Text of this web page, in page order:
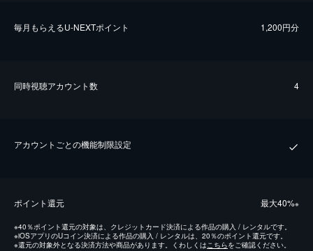
毎⽉もらえるU-NEXTポイント 1,200円分
同時視聴アカウント数 4
アカウントごとの機能制限設定
ポイント還元 最⼤40%※
※40％ポイント還元の対象は、クレジットカード決済による作品の購入 / レンタルです。
※iOSアプリのUコイン決済による作品の購入 / レンタルは、20％のポイント還元です。
※還元の対象外となる決済方法や商品があります。くわしくはこちらをご確認ください。